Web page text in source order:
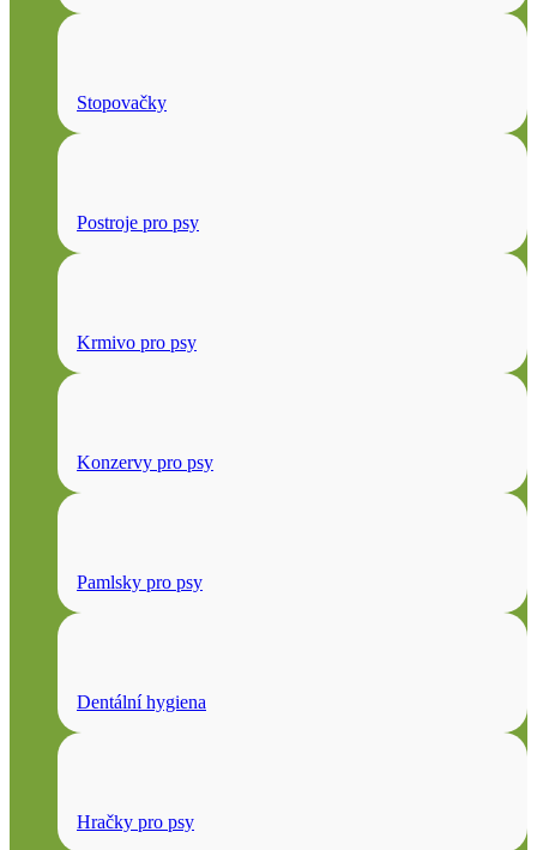
Stopovačky
Postroje pro psy
Krmivo pro psy
Konzervy pro psy
Pamlsky pro psy
Dentální hygiena
Hračky pro psy